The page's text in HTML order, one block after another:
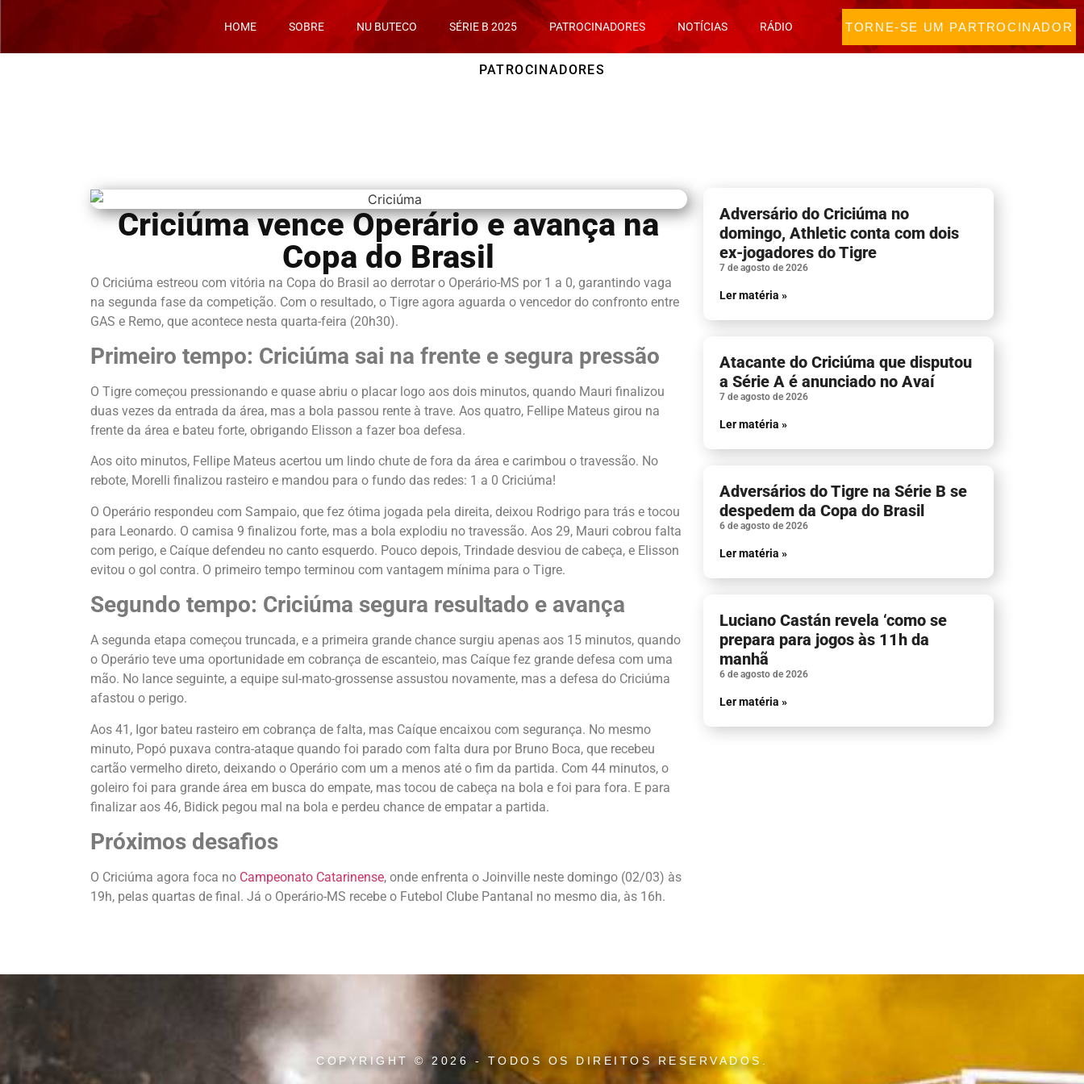
HOME SOBRE NU BUTECO SÉRIE B 2025 PATROCINADORES NOTÍCIAS RÁDIO TORNE-SE UM PARTROCINADOR
PATROCINADORES
Criciúma vence Operário e avança na
Copa do Brasil
O Criciúma estreou com vitória na Copa do Brasil ao derrotar o Operário-MS por 1 a 0, garantindo vaga
na segunda fase da competição. Com o resultado, o Tigre agora aguarda o vencedor do confronto entre
GAS e Remo, que acontece nesta quarta-feira (20h30).
Primeiro tempo: Criciúma sai na frente e segura pressão
O Tigre começou pressionando e quase abriu o placar logo aos dois minutos, quando Mauri finalizou
duas vezes da entrada da área, mas a bola passou rente à trave. Aos quatro, Fellipe Mateus girou na
frente da área e bateu forte, obrigando Elisson a fazer boa defesa.
Aos oito minutos, Fellipe Mateus acertou um lindo chute de fora da área e carimbou o travessão. No
rebote, Morelli finalizou rasteiro e mandou para o fundo das redes: 1 a 0 Criciúma!
O Operário respondeu com Sampaio, que fez ótima jogada pela direita, deixou Rodrigo para trás e tocou
para Leonardo. O camisa 9 finalizou forte, mas a bola explodiu no travessão. Aos 29, Mauri cobrou falta
com perigo, e Caíque defendeu no canto esquerdo. Pouco depois, Trindade desviou de cabeça, e Elisson
evitou o gol contra. O primeiro tempo terminou com vantagem mínima para o Tigre.
Segundo tempo: Criciúma segura resultado e avança
A segunda etapa começou truncada, e a primeira grande chance surgiu apenas aos 15 minutos, quando
o Operário teve uma oportunidade em cobrança de escanteio, mas Caíque fez grande defesa com uma
mão. No lance seguinte, a equipe sul-mato-grossense assustou novamente, mas a defesa do Criciúma
afastou o perigo.
Aos 41, Igor bateu rasteiro em cobrança de falta, mas Caíque encaixou com segurança. No mesmo
minuto, Popó puxava contra-ataque quando foi parado com falta dura por Bruno Boca, que recebeu
cartão vermelho direto, deixando o Operário com um a menos até o fim da partida. Com 44 minutos, o
goleiro foi para grande área em busca do empate, mas tocou de cabeça na bola e foi para fora. E para
finalizar aos 46, Bidick pegou mal na bola e perdeu chance de empatar a partida.
Próximos desafios
O Criciúma agora foca no Campeonato Catarinense, onde enfrenta o Joinville neste domingo (02/03) às
19h, pelas quartas de final. Já o Operário-MS recebe o Futebol Clube Pantanal no mesmo dia, às 16h.
Adversário do Criciúma no
domingo, Athletic conta com dois
ex-jogadores do Tigre
7 de agosto de 2026
Ler matéria »
Atacante do Criciúma que disputou
a Série A é anunciado no Avaí
7 de agosto de 2026
Ler matéria »
Adversários do Tigre na Série B se
despedem da Copa do Brasil
6 de agosto de 2026
Ler matéria »
Luciano Castán revela ‘como se
prepara para jogos às 11h da
manhã
6 de agosto de 2026
Ler matéria »
COPYRIGHT © 2026 - TODOS OS DIREITOS RESERVADOS.